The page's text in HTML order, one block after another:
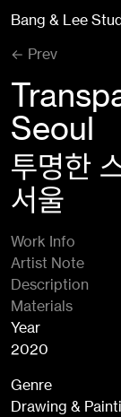
Skip
content
Bang & Lee
Prev
Seoul
투명한
서울
Work Info
Artist Note
Description
Materials
Year
2020
Genre
Drawing &